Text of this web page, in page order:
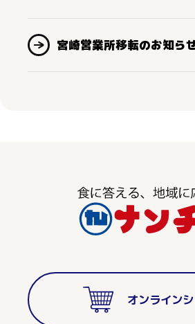
宮崎営業所移転のお知ら
オンライン